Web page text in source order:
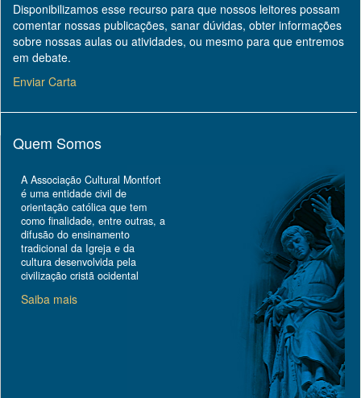
Disponibilizamos esse recurso para que nossos leitores possam
comentar nossas publicações, sanar dúvidas, obter informações
sobre nossas aulas ou atividades, ou mesmo para que entremos
em debate.
Enviar Carta
Quem Somos
A Associação Cultural Montfort
é uma entidade civil de
orientação católica que tem
como finalidade, entre outras, a
difusão do ensinamento
tradicional da Igreja e da
cultura desenvolvida pela
civilização cristã ocidental
Saiba mais